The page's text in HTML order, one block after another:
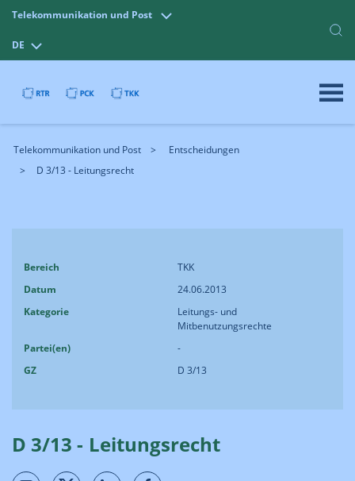
Telekommunikation und Post
DE
Telekommunikation und Post
Entscheidungen
D 3/13 - Leitungsrecht
Bereich
TKK
Datum
24.06.2013
Kategorie
Leitungs- und
Mitbenutzungsrechte
Partei(en)
-
GZ
D 3/13
D 3/13 - Leitungsrecht